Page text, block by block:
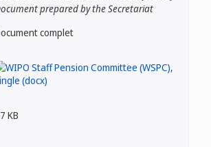
prepared by the Secretariat
complet
KB